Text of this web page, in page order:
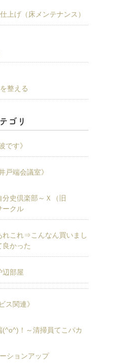
上げ（床メンテナンス）
整える
ゴリ
です》
戸端会議室》
分史倶楽部～Ｘ（旧
ークル
れこれ⇒こんなん買いまし
良かった
辺部屋
ス関連》
(^o^)！～清掃員てこパカ
ションアップ